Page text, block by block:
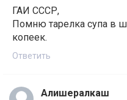
ГАИ СССР,
Помню тарелка супа в
копеек.
Ответить
Алишералкаш